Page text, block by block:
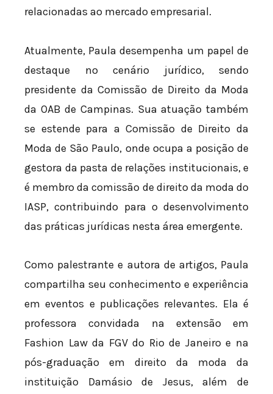
relacionadas ao mercado empresarial.
Atualmente, Paula desempenha um papel de
destaque no cenário jurídico, sendo
presidente da Comissão de Direito da Moda
da OAB de Campinas. Sua atuação também
se estende para a Comissão de Direito da
Moda de São Paulo, onde ocupa a posição de
gestora da pasta de relações institucionais, e
é membro da comissão de direito da moda do
IASP, contribuindo para o desenvolvimento
das práticas jurídicas nesta área emergente.
Como palestrante e autora de artigos, Paula
compartilha seu conhecimento e experiência
em eventos e publicações relevantes. Ela é
professora convidada na extensão em
Fashion Law da FGV do Rio de Janeiro e na
pós-graduação em direito da moda da
instituição Damásio de Jesus, além de